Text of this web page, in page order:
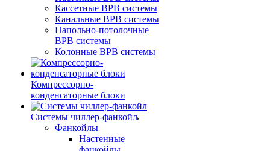
Кассетные ВРВ системы
Канальные ВРВ системы
Напольно-потолочные
ВРВ системы
Колонные ВРВ системы
Компрессорно-
конденсаторные блоки
Системы чиллер-фанкойл
Фанкойлы
Настенные